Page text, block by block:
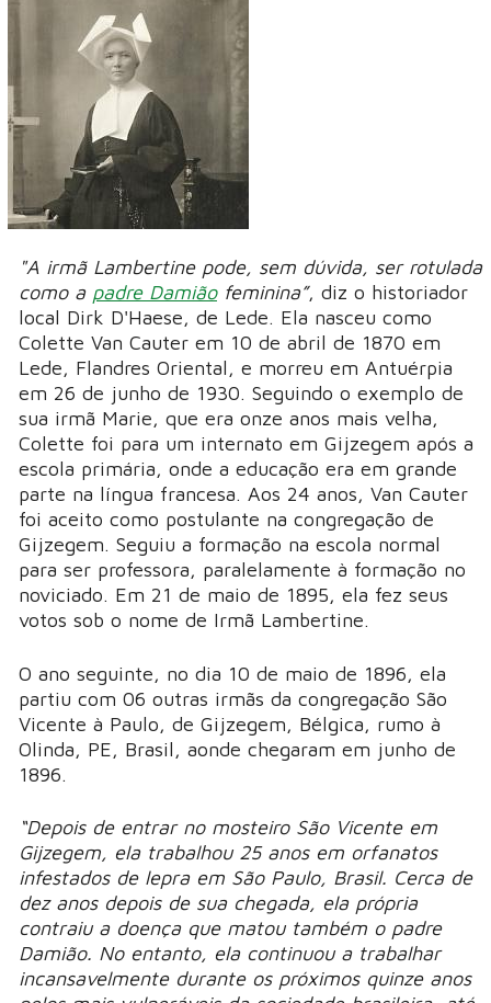
"A irmã Lambertine pode, sem dúvida, ser rotulada
como a padre Damiãofeminina”, diz o historiador
local Dirk D'Haese, de Lede. Ela nasceu como
Colette Van Cauter em 10 de abril de 1870 em
Lede, Flandres Oriental, e morreu em Antuérpia
em 26 de junho de 1930. Seguindo o exemplo de
sua irmã Marie, que era onze anos mais velha,
Colette foi para um internato em Gijzegem após a
escola primária, onde a educação era em grande
parte na língua francesa. Aos 24 anos, Van Cauter
foi aceito como postulante na congregação de
Gijzegem. Seguiu a formação na escola normal
para ser professora, paralelamente à formação no
noviciado. Em 21 de maio de 1895, ela fez seus
votos sob o nome de Irmã Lambertine.
O ano seguinte, no dia 10 de maio de 1896, ela
partiu com 06 outras irmãs da congregação São
Vicente à Paulo, de Gijzegem, Bélgica, rumo à
Olinda, PE, Brasil, aonde chegaram em junho de
1896.
“Depois de entrar no mosteiro São Vicente em
Gijzegem, ela trabalhou 25 anos em orfanatos
infestados de lepra em São Paulo, Brasil. Cerca de
dez anos depois de sua chegada, ela própria
contraiu a doença que matou também o padre
Damião. No entanto, ela continuou a trabalhar
incansavelmente durante os próximos quinze anos